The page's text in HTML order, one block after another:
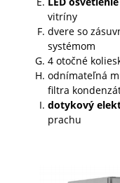
vitríny
dvere so
systémom
4 otočné
odnímateľná
filtra
dotykový
prachu